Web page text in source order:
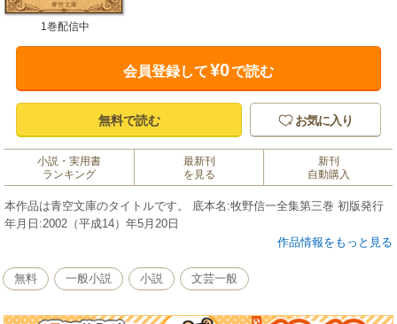
1巻配信中
会員登録して¥0で読む
無料で読む お気に入り
小説・実用書
ランキング
最新刊
を見る
新刊
自動購入
本作品は青空文庫のタイトルです。 底本名:牧野信一全集第三巻 初版発行
年月日:2002（平成14）年5月20日
作品情報をもっと見る
無料 一般小説 小説 文芸一般